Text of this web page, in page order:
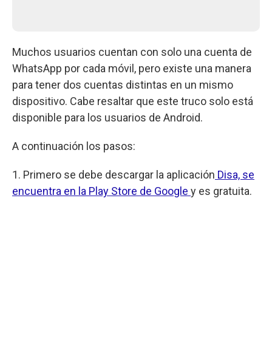
Muchos usuarios cuentan con solo una cuenta de
WhatsApp por cada móvil, pero existe una manera
para tener dos cuentas distintas en un mismo
dispositivo. Cabe resaltar que este truco solo está
disponible para los usuarios de Android.
A continuación los pasos:
1. Primero se debe descargar la aplicación Disa, se
encuentra en la Play Store de Google y es gratuita.